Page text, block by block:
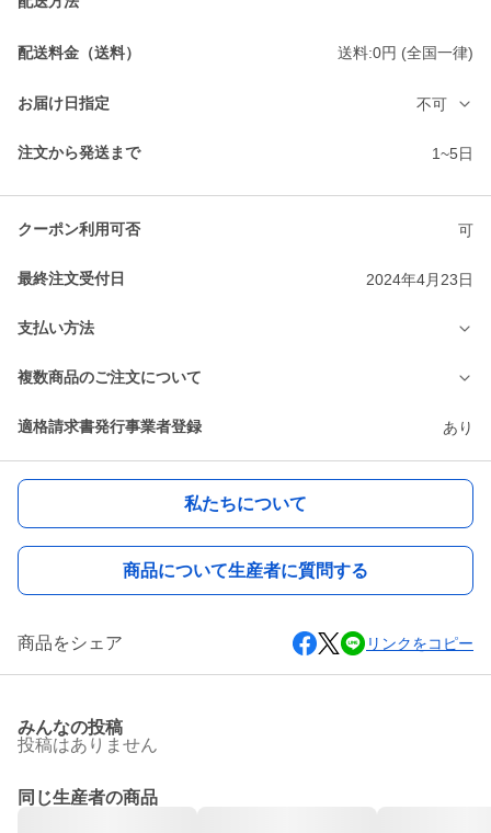
配送料金（送料） 送料:0円 (全国一律)
お届け日指定 不可
注文から発送まで 1~5日
クーポン利用可否 可
最終注文受付日 2024年4月23日
支払い方法
複数商品のご注文について
適格請求書発行事業者登録 あり
私たちについて
商品について生産者に質問する
商品をシェア リンクをコピー
みんなの投稿
投稿はありません
同じ生産者の商品